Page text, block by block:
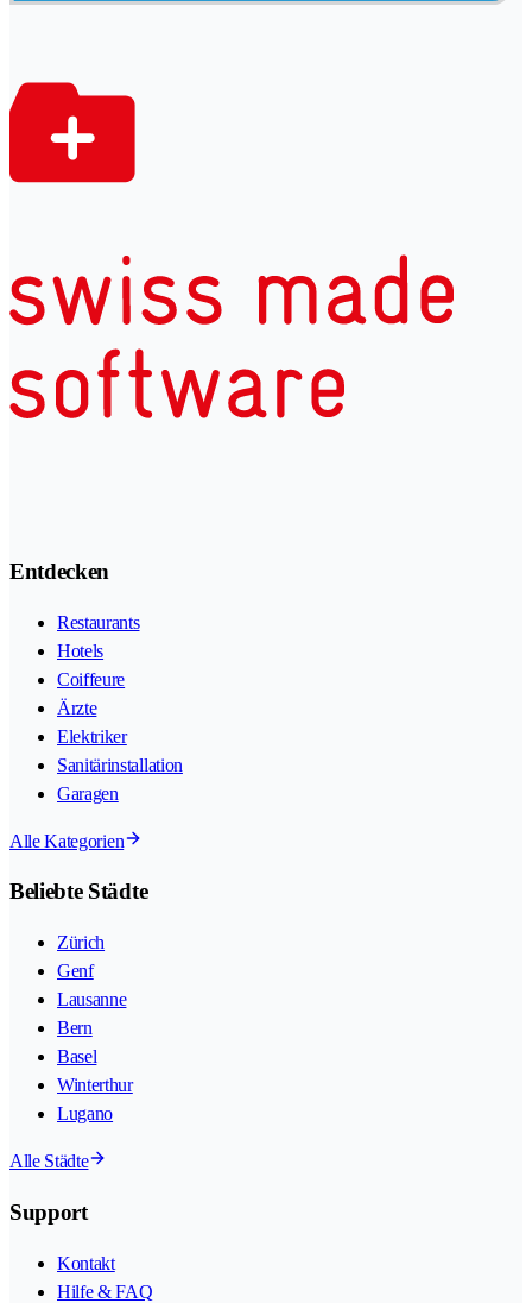
Entdecken
Restaurants
Hotels
Coiffeure
Ärzte
Elektriker
Sanitärinstallation
Garagen
Alle Kategorien
Beliebte Städte
Zürich
Genf
Lausanne
Bern
Basel
Winterthur
Lugano
Alle Städte
Support
Kontakt
Hilfe & FAQ